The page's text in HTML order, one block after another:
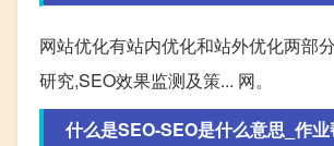
网站优化有站内优化和站外优化两部
研究,SEO效果监测及策... 网。
什么是SEO-SEO是什么意思_作业